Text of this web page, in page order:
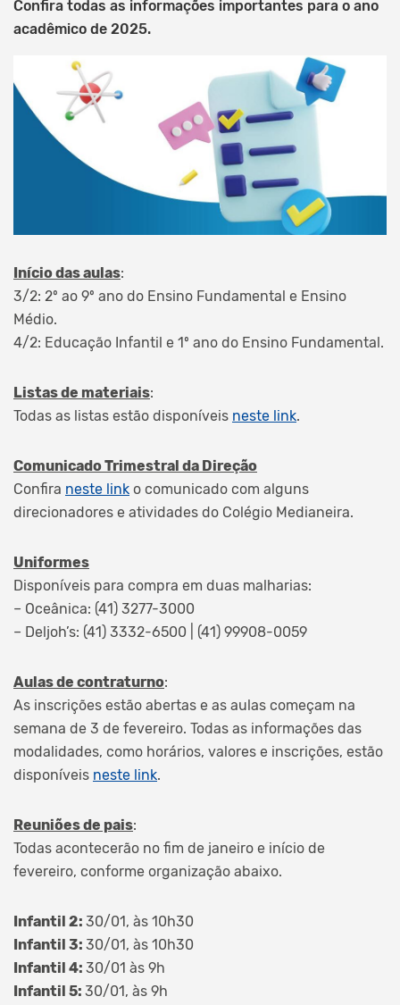
Confira todas as informações importantes para o ano
acadêmico de 2025.
Início das aulas:
3/2: 2º ao 9º ano do Ensino Fundamental e Ensino
Médio.
4/2: Educação Infantil e 1º ano do Ensino Fundamental.
Listas de materiais:
Todas as listas estão disponíveis neste link.
Comunicado Trimestral da Direção
Confira neste link o comunicado com alguns
direcionadores e atividades do Colégio Medianeira.
Uniformes
Disponíveis para compra em duas malharias:
– Oceânica: (41) 3277-3000
– Deljoh’s: (41) 3332-6500 | (41) 99908-0059
Aulas de contraturno:
As inscrições estão abertas e as aulas começam na
semana de 3 de fevereiro. Todas as informações das
modalidades, como horários, valores e inscrições, estão
disponíveis neste link.
Reuniões de pais:
Todas acontecerão no fim de janeiro e início de
fevereiro, conforme organização abaixo.
Infantil 2: 30/01, às 10h30
Infantil 3: 30/01, às 10h30
Infantil 4: 30/01 às 9h
Infantil 5: 30/01, às 9h